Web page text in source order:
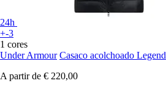
24h
+-3
1 cores
Under Armour Casaco acolchoado Legend
A partir de € 220,00